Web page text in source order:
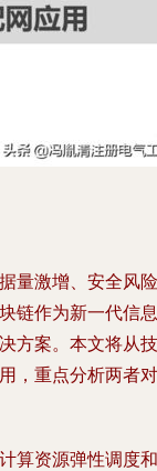
量激增、安全风险
链作为新一代信息
方案。本文将从技
，重点分析两者对
算资源弹性调度和